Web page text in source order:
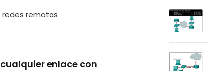
redes remotas
enlace con